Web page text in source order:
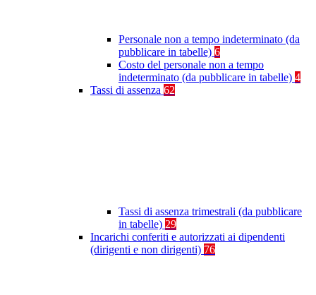
Personale non a tempo indeterminato (da
pubblicare in tabelle) 6
Costo del personale non a tempo
indeterminato (da pubblicare in tabelle) 4
Tassi di assenza 62
Tassi di assenza trimestrali (da pubblicare
in tabelle) 29
Incarichi conferiti e autorizzati ai dipendenti
(dirigenti e non dirigenti) 76